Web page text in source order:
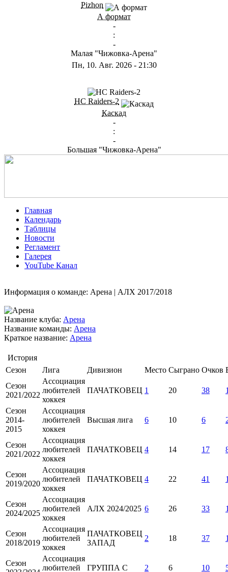
Pizhon
А формат
-
:
-
Малая "Чижовка-Арена"
Пн, 10. Авг. 2026- 21:30
HC Raiders-2
Каскад
-
:
-
Большая "Чижовка-Арена"
Главная
Календарь
Таблицы
Новости
Регламент
Галерея
YouTube Канал
Информация о команде: Арена | АЛХ 2017/2018
Название клуба: Арена
Название команды: Арена
Краткое название: Арена
История
Сезон
Лига Дивизион Место Сыграно Очков
Сезон
2021/2022
Ассоциация
любителей
хоккея
ПАЧАТКОВЕЦ 1 20 38
Сезон
2014-
2015
Ассоциация
любителей
хоккея
Высшая лига 6 10 6
Сезон
2021/2022
Ассоциация
любителей
хоккея
ПАЧАТКОВЕЦ 4 14 17
Сезон
2019/2020
Ассоциация
любителей
хоккея
ПАЧАТКОВЕЦ 4 22 41
Сезон
2024/2025
Ассоциация
любителей
хоккея
АЛХ 2024/2025 6 26 33
Сезон
2018/2019
Ассоциация
любителей
хоккея
ПАЧАТКОВЕЦ
ЗАПАД
2 18 37
Сезон
Ассоциация
любителей
ГРУППА С 2 6 10